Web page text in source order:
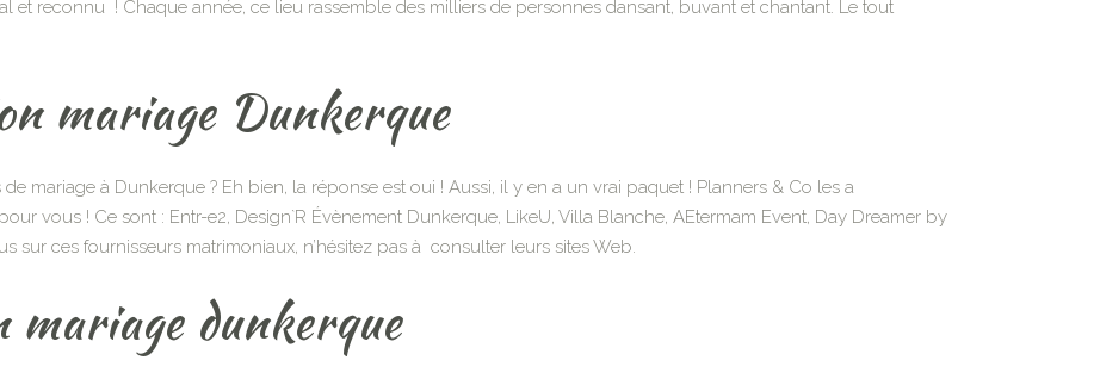
et reconnu ! Chaque année, ce lieu rassemble des milliers de personnes dansant, buvant et chantant. Le tout
mariage Dunkerque
de mariage à Dunkerque ? Eh bien, la réponse est oui ! Aussi, il y en a un vrai paquet ! Planners & Co les a
vous ! Ce sont : Entr-e2, Design`R Évènement Dunkerque, LikeU, Villa Blanche, AEtermam Event, Day Dreamer by
sur ces fournisseurs matrimoniaux, n’hésitez pas à consulter leurs sites Web.
mariage dunkerque